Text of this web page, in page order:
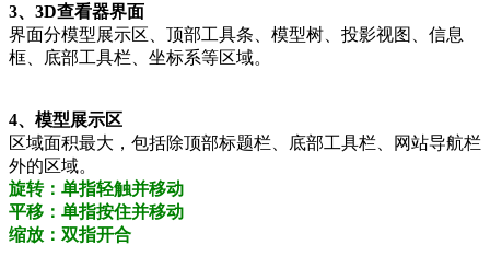
3、3D查看器界面
界面分模型展示区、顶部工具条、模型树、投影视图、信息
框、底部工具栏、坐标系等区域。
4、模型展示区
区域面积最大，包括除顶部标题栏、底部工具栏、网站导航栏
外的区域。
旋转：单指轻触并移动
平移：单指按住并移动
缩放：双指开合